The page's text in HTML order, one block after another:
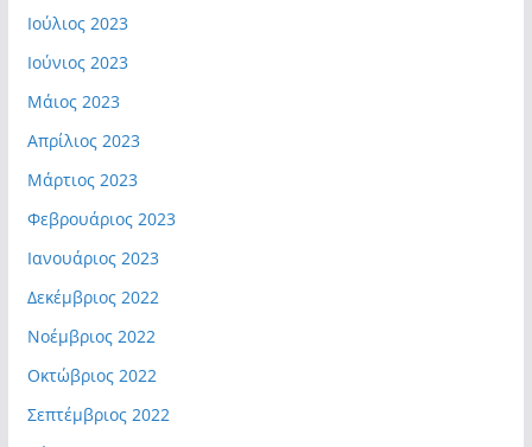
Ιούλιος 2023
Ιούνιος 2023
Μάιος 2023
Απρίλιος 2023
Μάρτιος 2023
Φεβρουάριος 2023
Ιανουάριος 2023
Δεκέμβριος 2022
Νοέμβριος 2022
Οκτώβριος 2022
Σεπτέμβριος 2022